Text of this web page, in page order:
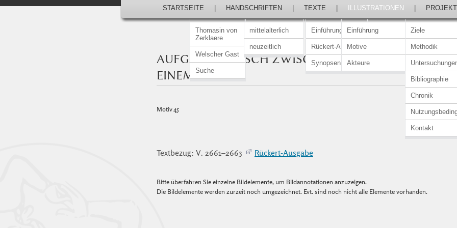
STARTSEITE
Thomasin von
Zerklaere
Welscher Gast
Suche
HANDSCHRIFTEN
mittelalterlich
neuzeitlich
TEXTE
Einführung
Rückert-Ausgabe
Synopsen
ILLUSTRATIONEN
Einführung
Motive
Akteure
PROJEKT
Ziele
Methodik
Bibliographie
Chronik
Kontakt
AUFGABENTAUSCH ZWISCHEN EINEM HUND UND
EINEM OCHSEN
Motiv 45
Textbezug: V. 2661–2663 Rückert-Ausgabe
Bitte überfahren Sie einzelne Bildelemente, um Bildannotationen anzuzeigen.
Die Bildelemente werden zurzeit noch umgezeichnet. Evt. sind noch nicht alle Elemente vorhanden.